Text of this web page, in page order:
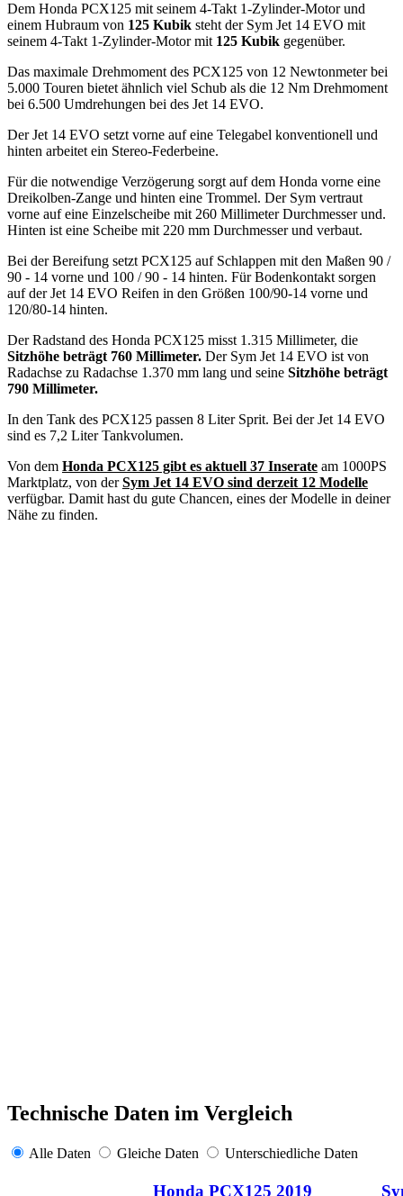
Dem Honda PCX125 mit seinem 4-Takt 1-Zylinder-Motor und
einem Hubraum von 125 Kubik steht der Sym Jet 14 EVO mit
seinem 4-Takt 1-Zylinder-Motor mit 125 Kubik gegenüber.
Das maximale Drehmoment des PCX125 von 12 Newtonmeter bei
5.000 Touren bietet ähnlich viel Schub als die 12 Nm Drehmoment
bei 6.500 Umdrehungen bei des Jet 14 EVO.
Der Jet 14 EVO setzt vorne auf eine Telegabel konventionell und
hinten arbeitet ein Stereo-Federbeine.
Für die notwendige Verzögerung sorgt auf dem Honda vorne eine
Dreikolben-Zange und hinten eine Trommel. Der Sym vertraut
vorne auf eine Einzelscheibe mit 260 Millimeter Durchmesser und.
Hinten ist eine Scheibe mit 220 mm Durchmesser und verbaut.
Bei der Bereifung setzt PCX125 auf Schlappen mit den Maßen 90 /
90 - 14 vorne und 100 / 90 - 14 hinten. Für Bodenkontakt sorgen
auf der Jet 14 EVO Reifen in den Größen 100/90-14 vorne und
120/80-14 hinten.
Der Radstand des Honda PCX125 misst 1.315 Millimeter, die
Sitzhöhe beträgt 760 Millimeter. Der Sym Jet 14 EVO ist von
Radachse zu Radachse 1.370 mm lang und seine Sitzhöhe beträgt
790 Millimeter.
In den Tank des PCX125 passen 8 Liter Sprit. Bei der Jet 14 EVO
sind es 7,2 Liter Tankvolumen.
Von dem Honda PCX125 gibt es aktuell 37 Inserate am 1000PS
Marktplatz, von derSym Jet 14 EVO sind derzeit 12 Modelle
verfügbar. Damit hast du gute Chancen, eines der Modelle in deiner
Nähe zu finden.
Technische Daten im Vergleich
Alle Daten Gleiche Daten Unterschiedliche Daten
Honda PCX125 2019